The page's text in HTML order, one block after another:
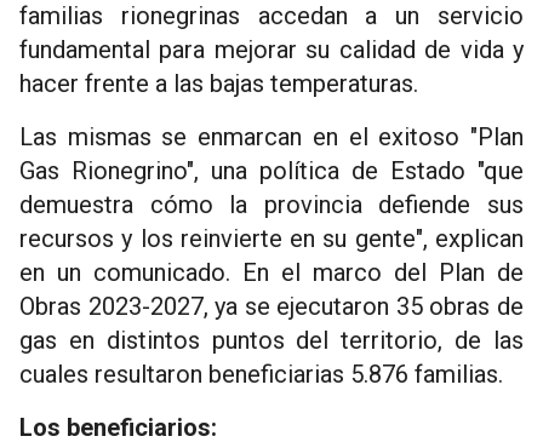
familias rionegrinas accedan a un servicio
fundamental para mejorar su calidad de vida y
hacer frente a las bajas temperaturas.
Las mismas se enmarcan en el exitoso "Plan
Gas Rionegrino", una política de Estado "que
demuestra cómo la provincia defiende sus
recursos y los reinvierte en su gente", explican
en un comunicado. En el marco del Plan de
Obras 2023-2027, ya se ejecutaron 35 obras de
gas en distintos puntos del territorio, de las
cuales resultaron beneficiarias 5.876 familias.
Los beneficiarios: